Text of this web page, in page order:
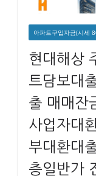
아파트구입자금(시세
현대해상
트담보대
출 매매잔
사업자대
부대환대
층일반가